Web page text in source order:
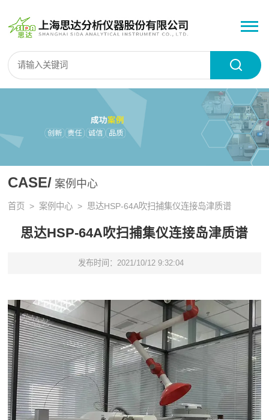
CASE/ 案例中心
首页 >案例中心 > 思达HSP-64A吹扫捕集仪连接岛津质谱
思达HSP-64A吹扫捕集仪连接岛津质谱
发布时间：2021/10/12 9:32:04